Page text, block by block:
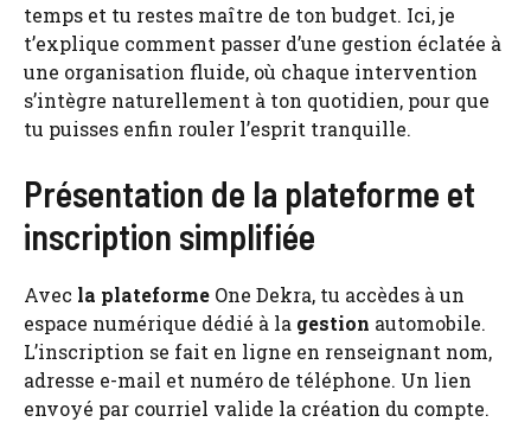
temps et tu restes maître de ton budget. Ici, je
t’explique comment passer d’une gestion éclatée à
une organisation fluide, où chaque intervention
s’intègre naturellement à ton quotidien, pour que
tu puisses enfin rouler l’esprit tranquille.
Présentation de la plateforme et
inscription simplifiée
Avec la plateforme One Dekra, tu accèdes à un
espace numérique dédié à la gestion automobile.
L’inscription se fait en ligne en renseignant nom,
adresse e-mail et numéro de téléphone. Un lien
envoyé par courriel valide la création du compte.